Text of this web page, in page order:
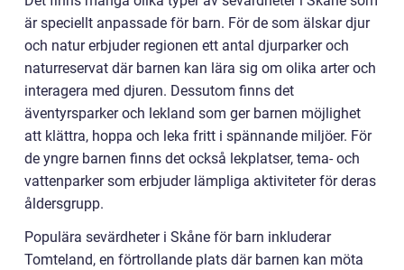
är speciellt anpassade för barn. För de som älskar djur
och natur erbjuder regionen ett antal djurparker och
naturreservat där barnen kan lära sig om olika arter och
interagera med djuren. Dessutom finns det
äventyrsparker och lekland som ger barnen möjlighet
att klättra, hoppa och leka fritt i spännande miljöer. För
de yngre barnen finns det också lekplatser, tema- och
vattenparker som erbjuder lämpliga aktiviteter för deras
åldersgrupp.
Populära sevärdheter i Skåne för barn inkluderar
Tomteland, en förtrollande plats där barnen kan möta